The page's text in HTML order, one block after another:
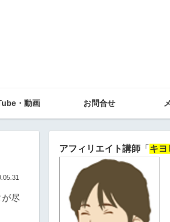
・動画 お問合せ
尽
アフィリエイト講師 「 キヨ